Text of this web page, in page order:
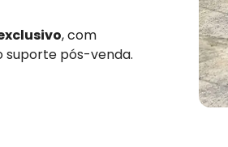
, com
suporte pós-venda.